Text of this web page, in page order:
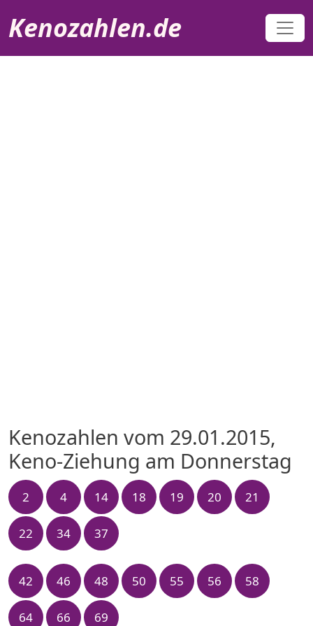
Kenozahlen.de
Kenozahlen vom 29.01.2015,
Keno-Ziehung am Donnerstag
2 4 14 18 19 20 21
22 34 37
42 46 48 50 55 56 58
64 66 69